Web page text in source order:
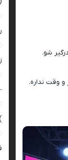
شو.
وقت نداره.